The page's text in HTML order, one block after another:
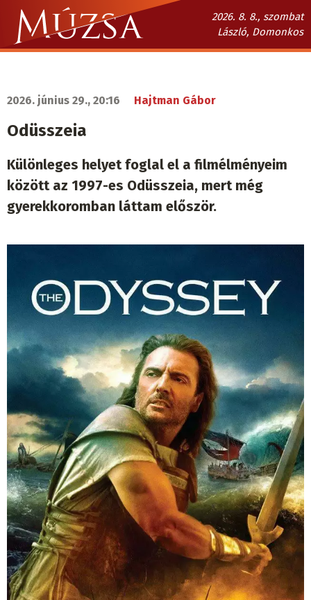
Ugrás
tartalomra
2026. 8. 8., szombat
László, Domonkos
Múzsa.sk
navigáció
2026. június 29., 20:16 Hajtman Gábor
Odüsszeia
Különleges helyet foglal el a filmélményeim
között az 1997-es Odüsszeia, mert még
gyerekkoromban láttam először.